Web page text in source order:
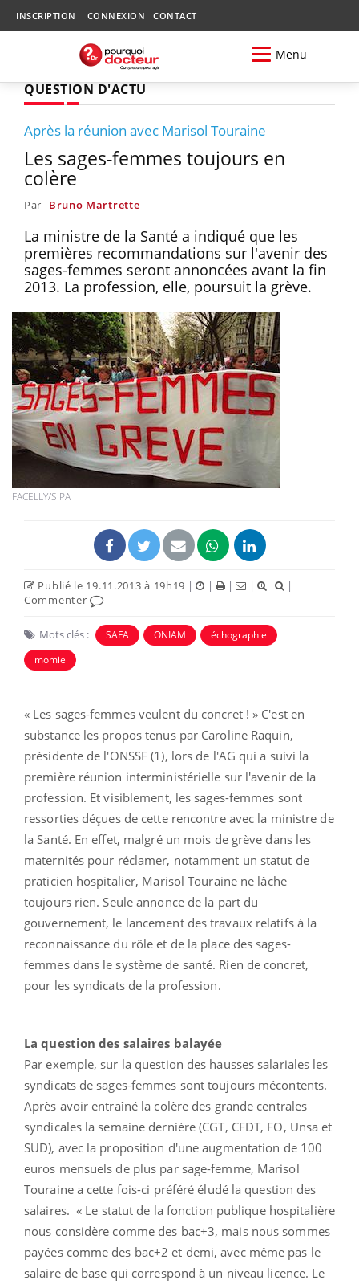
INSCRIPTION CONNEXION CONTACT
Menu
QUESTION D'ACTU
Après la réunion avec Marisol Touraine
Les sages-femmes toujours en
colère
Par Bruno Martrette
La ministre de la Santé a indiqué que les
premières recommandations sur l'avenir des
sages-femmes seront annoncées avant la fin
2013. La profession, elle, poursuit la grève.
FACELLY/SIPA
Publié le 19.11.2013 à 19h19 | | | |
|
Commenter
Mots clés : SAFA ONIAM
échographie
momie
« Les sages-femmes veulent du concret ! » C'est en
substance les propos tenus par Caroline Raquin,
présidente de l'ONSSF (1), lors de l'AG qui a suivi la
première réunion interministérielle sur l'avenir de la
profession. Et visiblement, les sages-femmes sont
ressorties déçues de cette rencontre avec la ministre de
la Santé. En effet, malgré un mois de grève dans les
maternités pour réclamer, notamment un statut de
praticien hospitalier, Marisol Touraine ne lâche
toujours rien. Seule annonce de la part du
gouvernement, le lancement des travaux relatifs à la
reconnaissance du rôle et de la place des sages-
femmes dans le système de santé. Rien de concret,
pour les syndicats de la profession.
La question des salaires balayée
Par exemple, sur la question des hausses salariales les
syndicats de sages-femmes sont toujours mécontents.
Après avoir entraîné la colère des grande centrales
syndicales la semaine dernière (CGT, CFDT, FO, Unsa et
SUD), avec la proposition d'une augmentation de 100
euros mensuels de plus par sage-femme, Marisol
Touraine a cette fois-ci préféré éludé la question des
salaires. « Le statut de la fonction publique hospitalière
nous considère comme des bac+3, mais nous sommes
payées comme des bac+2 et demi, avec même pas le
salaire de base qui correspond à un niveau licence. Le